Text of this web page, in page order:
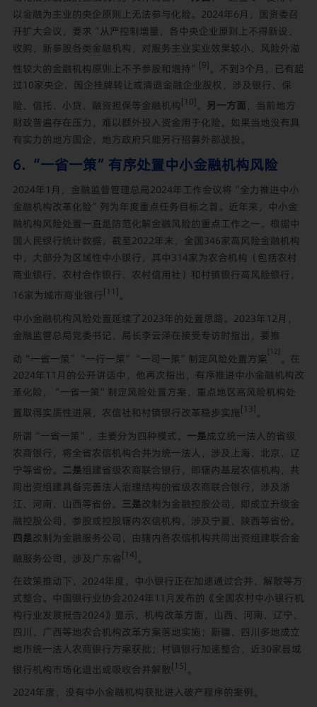
以金融为主业的央企原则上无法参与化险。 2024年6月，国资委召
开扩大会议，要求“从严控制增量，各中央企业原则上不得新设、
收购、新参股各类金融机构，对服务主业实业效果较小、风险外溢
性较大的金融机构原则上不予参股和增持” [9]。不到3个月，已有超
过10家央企、国企挂牌转让或清退金融企业股权，涉及银行、保
险、信托、小贷、融资担保等金融机构[10] 。 另一方面 ，当前地方
财政普遍存在压力，难以额外投入资金用于化险。如果当地没有具
有实力的地方国企，地方政府只能另行招募外部战投。
6. “一省一策”有序处置中小金融机构风险
2024年1月，金融监督管理总局2024年工作会议将“全力推进中小
金融机构改革化险”列为年度重点任务目标之首。近年来，中小金
融机构风险处置一直是防范化解金融风险的重点工作之一。根据中
国人民银行统计数据，截至2022年末，全国346家高风险金融机构
中，大部分为区域性中小银行，其中314家为农合机构（包括农村
商业银行、农村合作银行、农村信用社）和村镇银行高风险银行，
16家为城市商业银行 [11] 。
中小金融机构风险处置延续了2023年的处置思路。2023年12月，
金融监管总局党委书记、局长李云泽在接受专访时指出，要推
动“一省一策”“一行一策”“一司一策”制定风险处置方案 [12] 。在
2024年11月的公开讲话中，他再次指出，有序推进中小金融机构改
革化险，“一省一策”制定风险处置方案，重点地区高风险机构处
置取得实质性进展，农信社和村镇银行改革稳步实施[13] 。
所谓“一省一策”，主要分为四种模式。 一是成立统一法人的省级
农商银行，将全省农信机构合并为统一法人，涉及上海、北京、辽
宁等省份。 二是组建省级农商联合银行，即辖内基层农信机构，共
同出资组建具备完善法人治理结构的省级农商联合银行，涉及浙
江、河南、山西等省份。 三是改制为金融控股公司，即成立升级金
融控股公司，参股或控股辖内农信机构，涉及宁夏、陕西等省份。
四是改制为金融服务公司，由辖内各农信机构共同出资组建联合金
融服务公司，涉及广东省[14]。
在政策推动下，2024年度，中小银行正在加速通过合并、解散等方
式整合。中国银行业协会2024年11月发布的《全国农村中小银行机
构行业发展报告2024》显示，机构改革方面，山西、河南、辽宁、
四川、广西等地农合机构改革方案落地实施；新疆、四川多地成立
地市统一法人农商银行方案获批；村镇银行加速整合，近30家县域
银行机构市场化退出或吸收合并解散[15] 。
2024年度，没有中小金融机构获批进入破产程序的案例。